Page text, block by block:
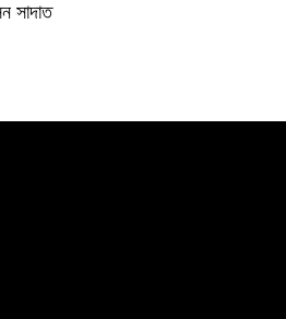
সাদাত